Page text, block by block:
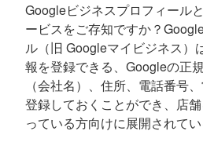
Googleビジネスプロフィール
ービスをご存知ですか？
ル（旧 Googleマイビジネス）
報を登録できる、Googleの正
（会社名）、住所、電話番号
登録しておくことができ、店
っている方向けに展開されてい